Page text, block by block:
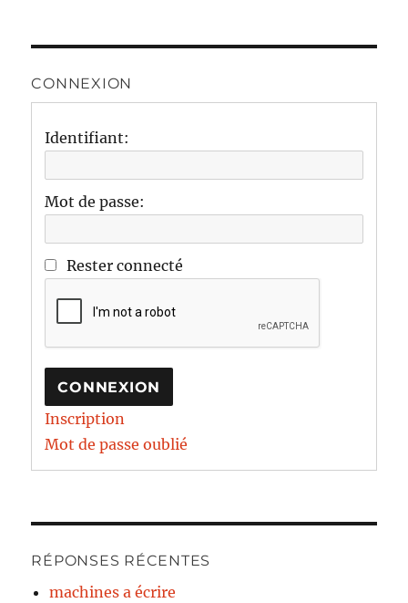
CONNEXION
Identifiant:
Mot de passe:
Rester connecté
CONNEXION
Inscription
Mot de passe oublié
RÉPONSES RÉCENTES
machines a écrire